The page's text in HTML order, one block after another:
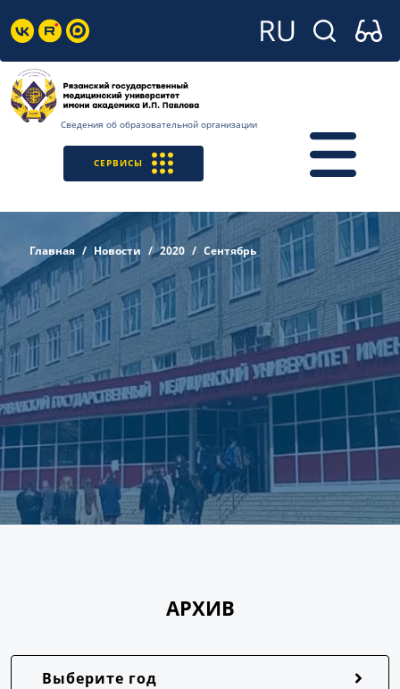
Сведения об образовательной организации
СЕРВИСЫ
Главная Новости 2020 Сентябрь
АРХИВ
Выберите год